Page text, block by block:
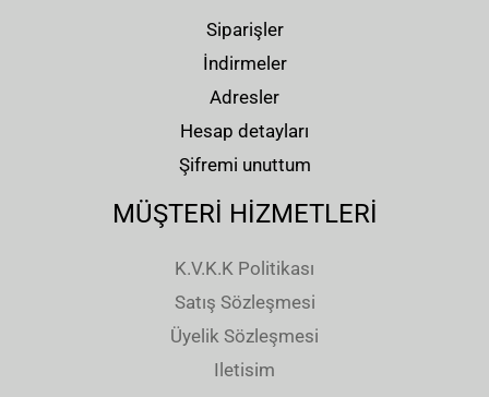
Siparişler
İndirmeler
Adresler
Hesap detayları
Şifremi unuttum
MÜŞTERİ HİZMETLERİ
K.V.K.K Politikası
Satış Sözleşmesi
Üyelik Sözleşmesi
Iletisim